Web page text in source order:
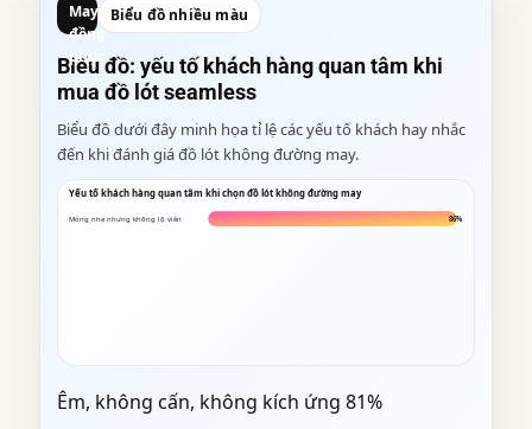
May
đồng
phục
Biểu đồ nhiều màu
Biểu đồ: yếu tố khách hàng quan tâm khi
mua đồ lót seamless
Biểu đồ dưới đây minh họa tỉ lệ các yếu tố khách hay nhắc
đến khi đánh giá đồ lót không đường may.
Yếu tố khách hàng quan tâm khi chọn đồ lót không đường may
Mỏng nhẹ nhưng không lộ viền 86%
Êm, không cấn, không kích ứng 81%